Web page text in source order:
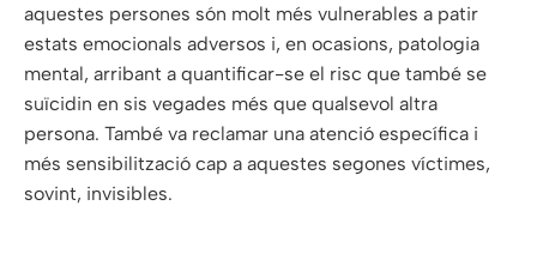
aquestes persones són molt més vulnerables a patir
estats emocionals adversos i, en ocasions, patologia
mental, arribant a quantificar-se el risc que també se
suïcidin en sis vegades més que qualsevol altra
persona. També va reclamar una atenció específica i
més sensibilització cap a aquestes segones víctimes,
sovint, invisibles.